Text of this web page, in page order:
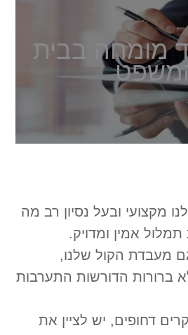
מומחה בבית
מקצועי ובעל נסיון רב מה
אמין ומדויק.
מעבדת הקול שלנו,
ברורות הדורשות התערבות
דחופים, יש לציין את